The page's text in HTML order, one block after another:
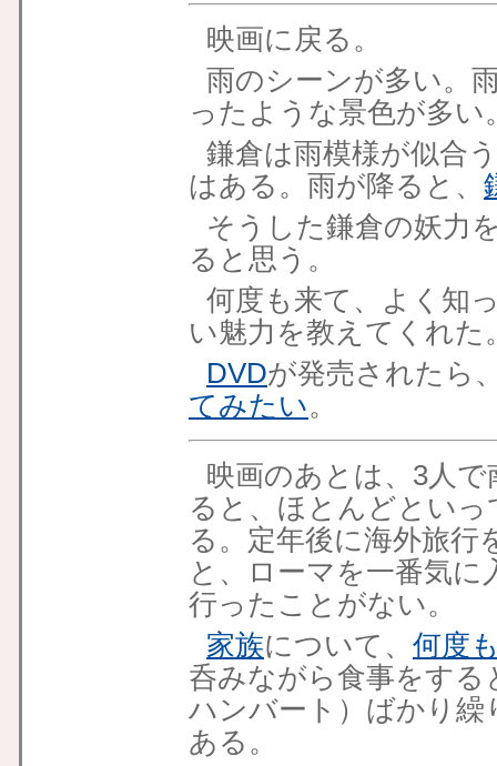
映画に戻る。
雨のシーンが多い。
ったような景色が多い
鎌倉は雨模様が似合
はある。雨が降ると、
そうした鎌倉の妖力
ると思う。
何度も来て、よく知
い魅力を教えてくれた
DVDが発売されたら
てみたい。
映画のあとは、3人
ると、ほとんどとい
る。定年後に海外旅
と、ローマを一番気
行ったことがない。
家族について、 何度
呑みながら食事をす
ハンバート）ばかり
ある。